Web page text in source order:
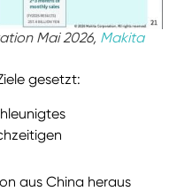
Mai 2026, Makita
gesetzt:
aus China heraus